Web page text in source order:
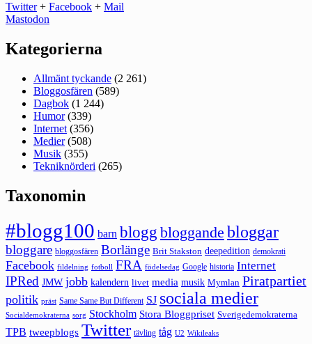
Twitter+ Facebook + Mail
Mastodon
Kategorierna
Allmänt tyckande (2 261)
Bloggosfären (589)
Dagbok (1 244)
Humor(339)
Internet (356)
Medier(508)
Musik (355)
Tekniknörderi (265)
Taxonomin
#blogg100 barn blogg bloggande bloggar
bloggare bloggosfären Borlänge Brit Stakston deepedition demokrati
Facebook fildelning fotboll FRA födelsedag Google historia Internet
IPRed JMW jobb kalendern livet media musik Mymlan Piratpartiet
politik präst Same Same But Different SJ sociala medier
Socialdemokraterna sorg Stockholm Stora Bloggpriset Sverigedemokraterna
TPB tweepblogs Twitter tävling tåg U2 Wikileaks